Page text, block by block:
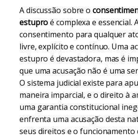
A discussão sobre o
estuproé complexa e essencial.
consentimento para qualquer
livre, explícito e contínuo. Uma
estupro é devastadora, mas é
que uma acusação não é uma
O sistema judicial existe para
maneira imparcial, e o direito à
uma garantia constitucional
enfrenta uma acusação desta
seus direitos e o funcionamento